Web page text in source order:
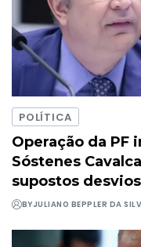
POLÍTICA
Operação da PF
Sóstenes
supostos desvios
BYJULIANO BEPPLER DA